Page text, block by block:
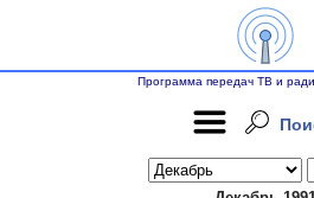
Программа передач ТВ и